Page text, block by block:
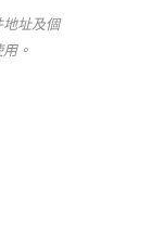
地址及個
。